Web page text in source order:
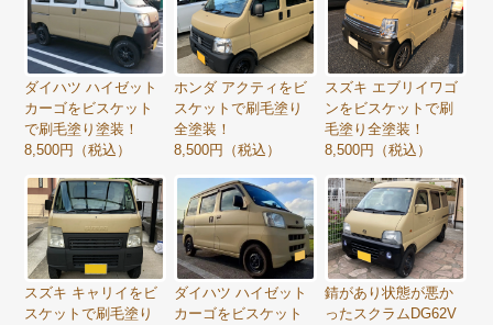
ダイハツ ハイゼット
カーゴをビスケット
で刷毛塗り塗装！
8,500円（税込）
ホンダ アクティをビ
スケットで刷毛塗り
全塗装！
8,500円（税込）
スズキ エブリイワゴ
ンをビスケットで刷
毛塗り全塗装！
8,500円（税込）
スズキ キャリイをビ
スケットで刷毛塗り
ダイハツ ハイゼット
カーゴをビスケット
錆があり状態が悪か
ったスクラムDG62V